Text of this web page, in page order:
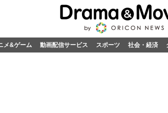
メ&ゲーム 動画配信サービス スポーツ 社会・経済